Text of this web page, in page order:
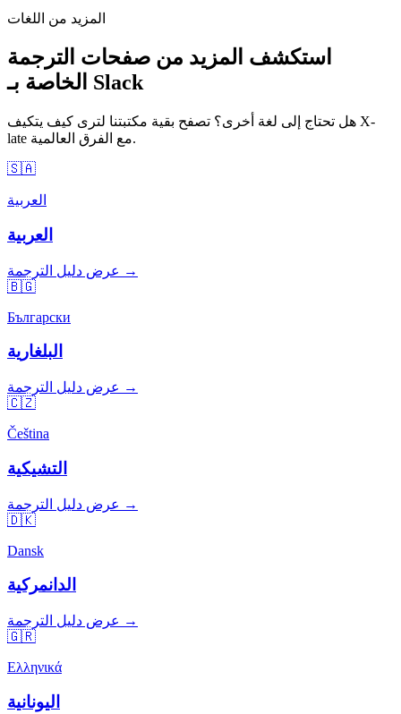
المزيد من اللغات
استكشف المزيد من صفحات الترجمة
الخاصة بـ Slack
هل تحتاج إلى لغة أخرى؟ تصفح بقية مكتبتنا لترى كيف يتكيف X-
late مع الفرق العالمية.
🇸🇦
العربية
العربية
عرض دليل الترجمة →
🇧🇬
Български
البلغارية
عرض دليل الترجمة →
🇨🇿
Čeština
التشيكية
عرض دليل الترجمة →
🇩🇰
Dansk
الدانمركية
عرض دليل الترجمة →
🇬🇷
Ελληνικά
اليونانية